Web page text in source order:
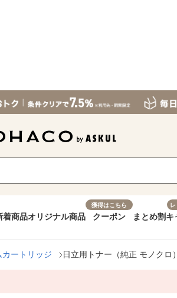
着商品オリジナル商品
獲得はこちら
クーポン まとめ割キ
カートリッジ 日立用トナー（純正 モノクロ）